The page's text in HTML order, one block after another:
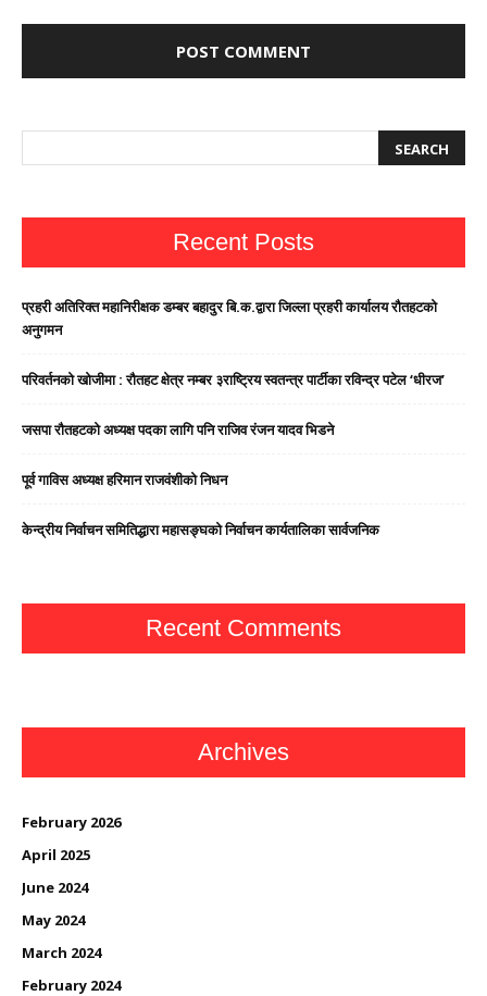
Recent Posts
प्रहरी अतिरिक्त महानिरीक्षक डम्बर बहादुर बि.क.द्वारा जिल्ला प्रहरी कार्यालय रौतहटको
अनुगमन
परिवर्तनको खोजीमा : रौतहट क्षेत्र नम्बर ३राष्ट्रिय स्वतन्त्र पार्टीका रविन्द्र पटेल ‘धीरज’
जसपा राैतहटको अध्यक्ष पदका लागि पनि राजिव रंजन यादव भिडने
पूर्व गाविस अध्यक्ष हरिमान राजवंशीको निधन
केन्द्रीय निर्वाचन समितिद्धारा महासङ्घको निर्वाचन कार्यतालिका सार्वजनिक
Recent Comments
Archives
February 2026
April 2025
June 2024
May 2024
March 2024
February 2024